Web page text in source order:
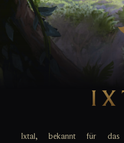
Ixtal, bekannt für das